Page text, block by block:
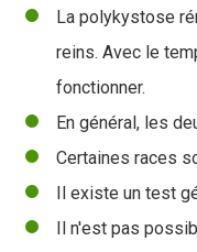
La polykystose
reins. Avec le
fonctionner.
En général, les
Certaines races
Il existe un test
Il n'est pas